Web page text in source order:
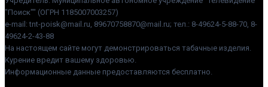
"Поиск"" (ОГРН 1185007003257)
e-mail: tnt-poisk@mail.ru, 89670758870@mail.ru; тел.: 8-49624-5-88-70, 8-
49624-2-43-88
На настоящем сайте могут демонстрироваться табачные изделия.
Курение вредит вашему здоровью.
Информационные данные предоставляются бесплатно.